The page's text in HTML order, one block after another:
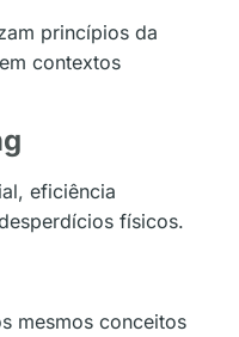
princípios da
contextos
eficiência
físicos.
mesmos conceitos